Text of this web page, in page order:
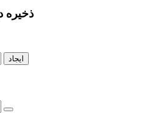
ذخیره
ایجاد